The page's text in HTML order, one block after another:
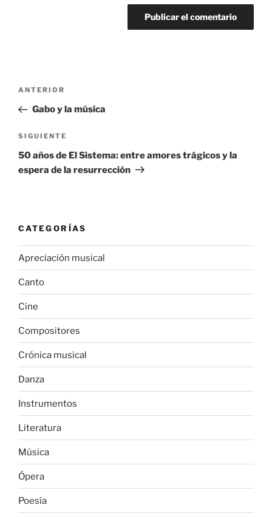
Navegación
entradas
Entrada
anterior
ANTERIOR
Gabo y la música
Entrada
siguiente
SIGUIENTE
50 años de El Sistema: entre amores trágicos y la
espera de la resurrección
CATEGORÍAS
Apreciación musical
Canto
Cine
Compositores
Crónica musical
Danza
Instrumentos
Literatura
Música
Ópera
Poesía